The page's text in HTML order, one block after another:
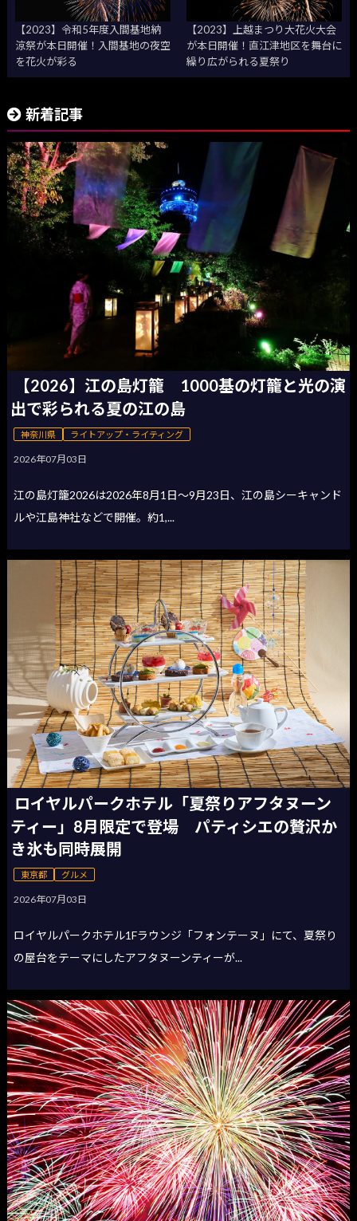
【2023】令和5年度入間基地納
涼祭が本日開催！入間基地の夜空
を花火が彩る
【2023】上越まつり大花火大会
が本日開催！直江津地区を舞台に
繰り広がられる夏祭り
新着記事
【2026】江の島灯籠 1000基の灯籠と光の演
出で彩られる夏の江の島
神奈川県 ライトアップ・ライティング
2026年07月03日
江の島灯籠2026は2026年8月1日〜9月23日、江の島シーキャンド
ルや江島神社などで開催。約1,...
ロイヤルパークホテル「夏祭りアフタヌーン
ティー」8月限定で登場 パティシエの贅沢か
き氷も同時展開
東京都 グルメ
2026年07月03日
ロイヤルパークホテル1Fラウンジ「フォンテーヌ」にて、夏祭り
の屋台をテーマにしたアフタヌーンティーが...